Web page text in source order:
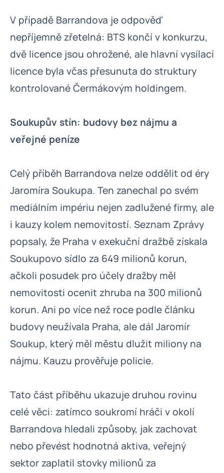
V případě Barrandova je odpověď
nepříjemně zřetelná: BTS končí v konkurzu,
dvě licence jsou ohrožené, ale hlavní vysílací
licence byla včas přesunuta do struktury
kontrolované Čermákovým holdingem.
Soukupův stín: budovy bez nájmu a
veřejné peníze
Celý příběh Barrandova nelze oddělit od éry
Jaromíra Soukupa. Ten zanechal po svém
mediálním impériu nejen zadlužené firmy, ale
i kauzy kolem nemovitostí. Seznam Zprávy
popsaly, že Praha v exekuční dražbě získala
Soukupovo sídlo za 649 milionů korun,
ačkoli posudek pro účely dražby měl
nemovitosti ocenit zhruba na 300 milionů
korun. Ani po více než roce podle článku
budovy neužívala Praha, ale dál Jaromír
Soukup, který měl městu dlužit miliony na
nájmu. Kauzu prověřuje policie.
Tato část příběhu ukazuje druhou rovinu
celé věci: zatímco soukromí hráči v okolí
Barrandova hledali způsoby, jak zachovat
nebo převést hodnotná aktiva, veřejný
sektor zaplatil stovky milionů za